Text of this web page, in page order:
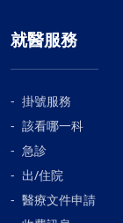
了研究的基礎
人健康網
和住院天數，
到5公分，相比
士型」切口，
組織的損傷，降
話，最快3天即
天，相對縮短了
量年紀及後續
彭仲毅醫師提到
手術方式。針
手臂手術，更利
就醫服務
掛號服務
該看哪一科
急診
出/住院
醫療文件申請